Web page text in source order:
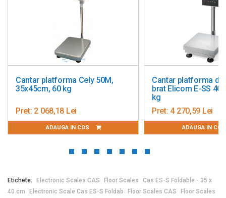
Cantar platforma Cely 50M,
35x45cm, 60 kg
Pret: 2 068,18 Lei
ADAUGA IN COS
Cantar platforma
brat Elicom E-SS
kg
Pret: 4 270,59 Lei
ADAUGA IN
Etichete: Electronic Scales CAS Floor Scales
Cas ES-S Foldable - 35 x
40 cm
Electronic Scale Cas ES-S Foldab Floor Scales CAS
Floor Scales